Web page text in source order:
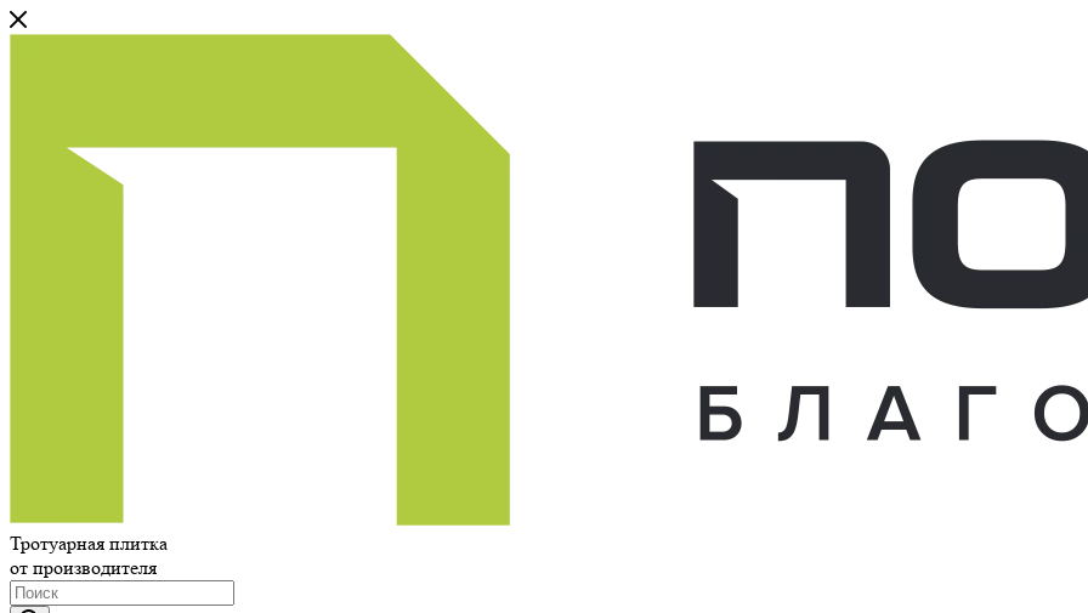
Тротуарная плитка
от производителя